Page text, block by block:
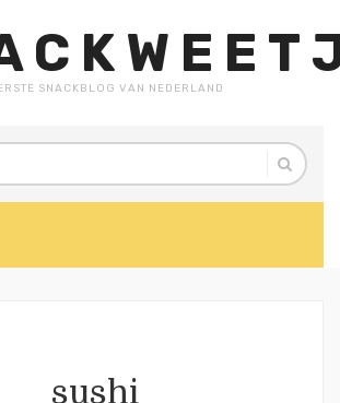
SNACKBLOG VAN NEDERLAND
sushi